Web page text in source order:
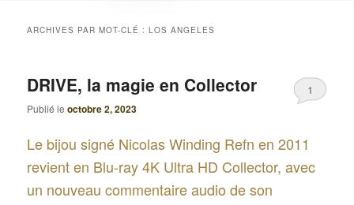
ARCHIVES PAR MOT-CLÉ :LOS ANGELES
DRIVE, la magie en Collector
Publié leoctobre 2, 2023
1
Le bijou signé Nicolas Winding Refn en 2011
revient en Blu-ray 4K Ultra HD Collector, avec
un nouveau commentaire audio de son